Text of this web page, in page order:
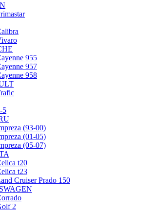
955
957
958
5
(93-00)
(01-05)
(05-07)
t20
t23
Cruiser Prado 150
2